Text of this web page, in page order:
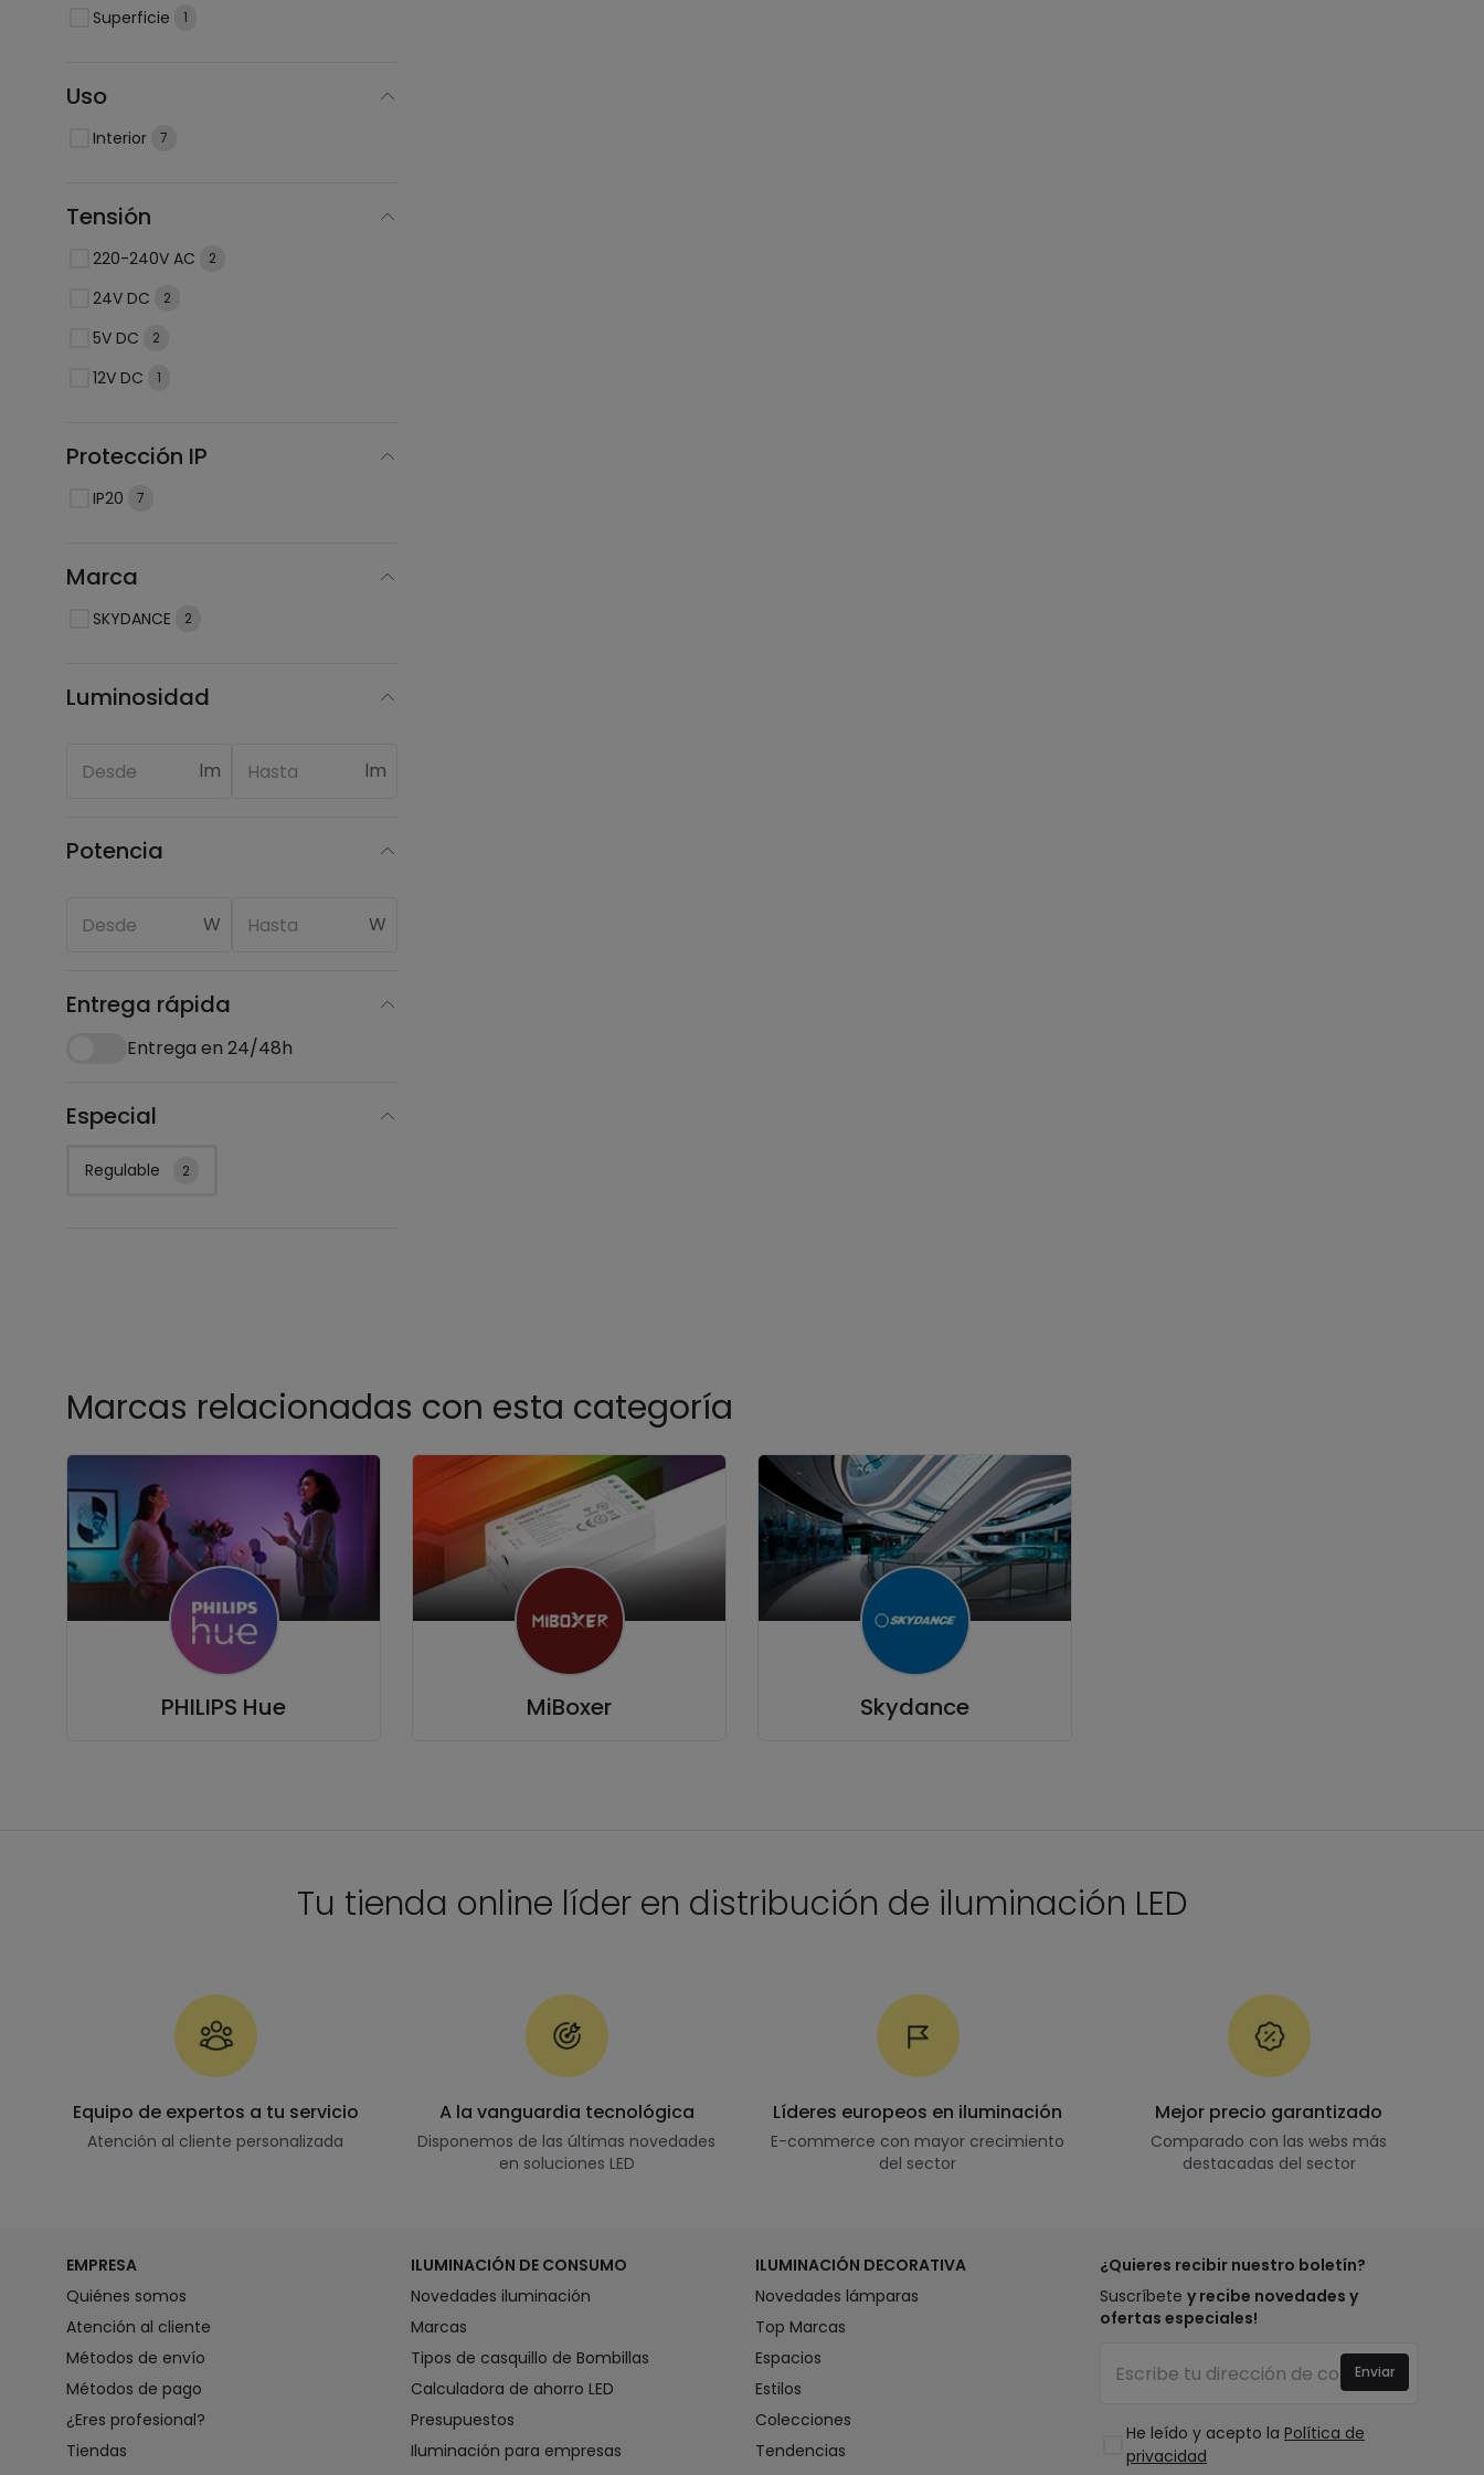
Superficie 1
Uso
Interior 7
Tensión
220-240V AC 2
24V DC 2
5V DC 2
12V DC 1
Protección IP
IP20 7
Marca
SKYDANCE 2
Luminosidad
lm lm
Potencia
W W
Entrega rápida
Entrega en 24/48h
Especial
Regulable 2
Marcas relacionadas con esta categoría
PHILIPS Hue MiBoxer Skydance
Tu tienda online líder en distribución de iluminación LED
Equipo de expertos a tu servicio
Atención al cliente personalizada
A la vanguardia tecnológica
Disponemos de las últimas novedades
en soluciones LED
Líderes europeos en iluminación
E-commerce con mayor crecimiento
del sector
Mejor precio garantizado
Comparado con las webs más
destacadas del sector
EMPRESA
Quiénes somos
Atención al cliente
Métodos de envío
Métodos de pago
¿Eres profesional?
Tiendas
ILUMINACIÓN DE CONSUMO
Novedades iluminación
Marcas
Tipos de casquillo de Bombillas
Calculadora de ahorro LED
Presupuestos
Iluminación para empresas
ILUMINACIÓN DECORATIVA
Novedades lámparas
Top Marcas
Espacios
Estilos
Colecciones
Tendencias
¿Quieres recibir nuestro boletín?
Suscríbete y recibe novedades y
ofertas especiales!
He leído y acepto la Política de
privacidad
Enviar